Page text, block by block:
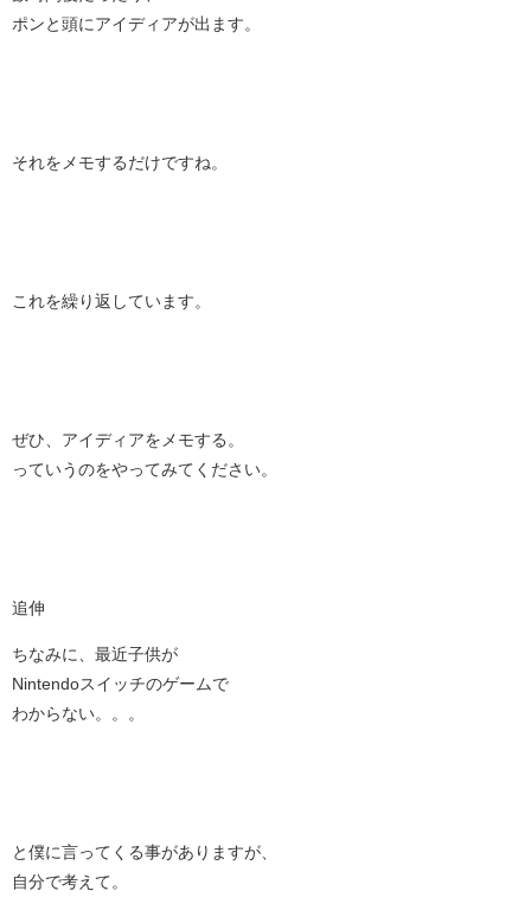
ポンと頭にアイディアが出ます。
それをメモするだけですね。
これを繰り返しています。
ぜひ、アイディアをメモする。
っていうのをやってみてください。
追伸
ちなみに、最近子供が
Nintendoスイッチのゲームで
わからない。。。
と僕に言ってくる事がありますが、
自分で考えて。